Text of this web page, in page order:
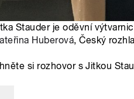
Stauder je oděvní
Huberová, Český
si rozhovor s Jitkou